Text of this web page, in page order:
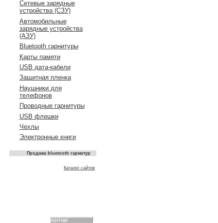
Сетевые зарядные
устройства (СЗУ)
Автомобильные
зарядные устройства
(АЗУ)
Bluetooth гарнитуры
Карты памяти
USB дата-кабели
Защитная пленка
Наушники для
телефонов
Проводные гарнитуры
USB флешки
Чехлы
Электронные книги
Продажа bluetooth гарнитур
Каталог сайтов